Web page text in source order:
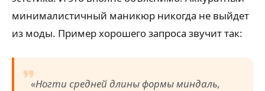
минималистичный маникюр никогда не выйдет
из моды. Пример хорошего запроса звучит так:
«Ногти средней длины формы миндаль,